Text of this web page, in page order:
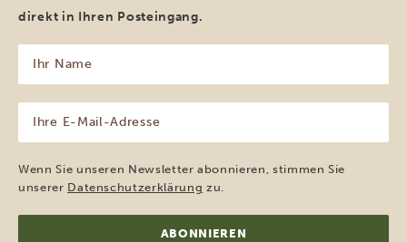
direkt in Ihren Posteingang.
Name
(erforderlich)
Mail-
Adresse
(erforderlich)
Wenn Sie unseren Newsletter abonnieren, stimmen Sie
unserer Datenschutzerklärung zu.